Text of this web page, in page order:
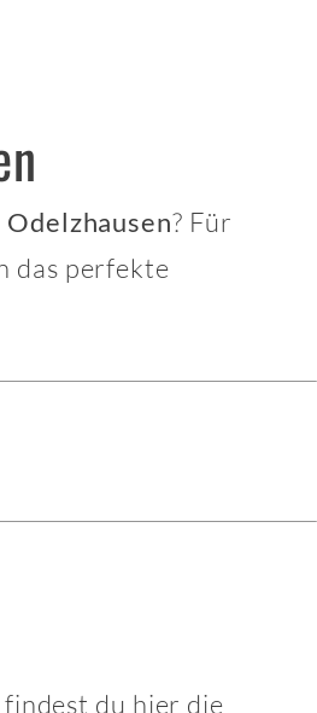
Odelzhausen? Für
das perfekte
du hier die